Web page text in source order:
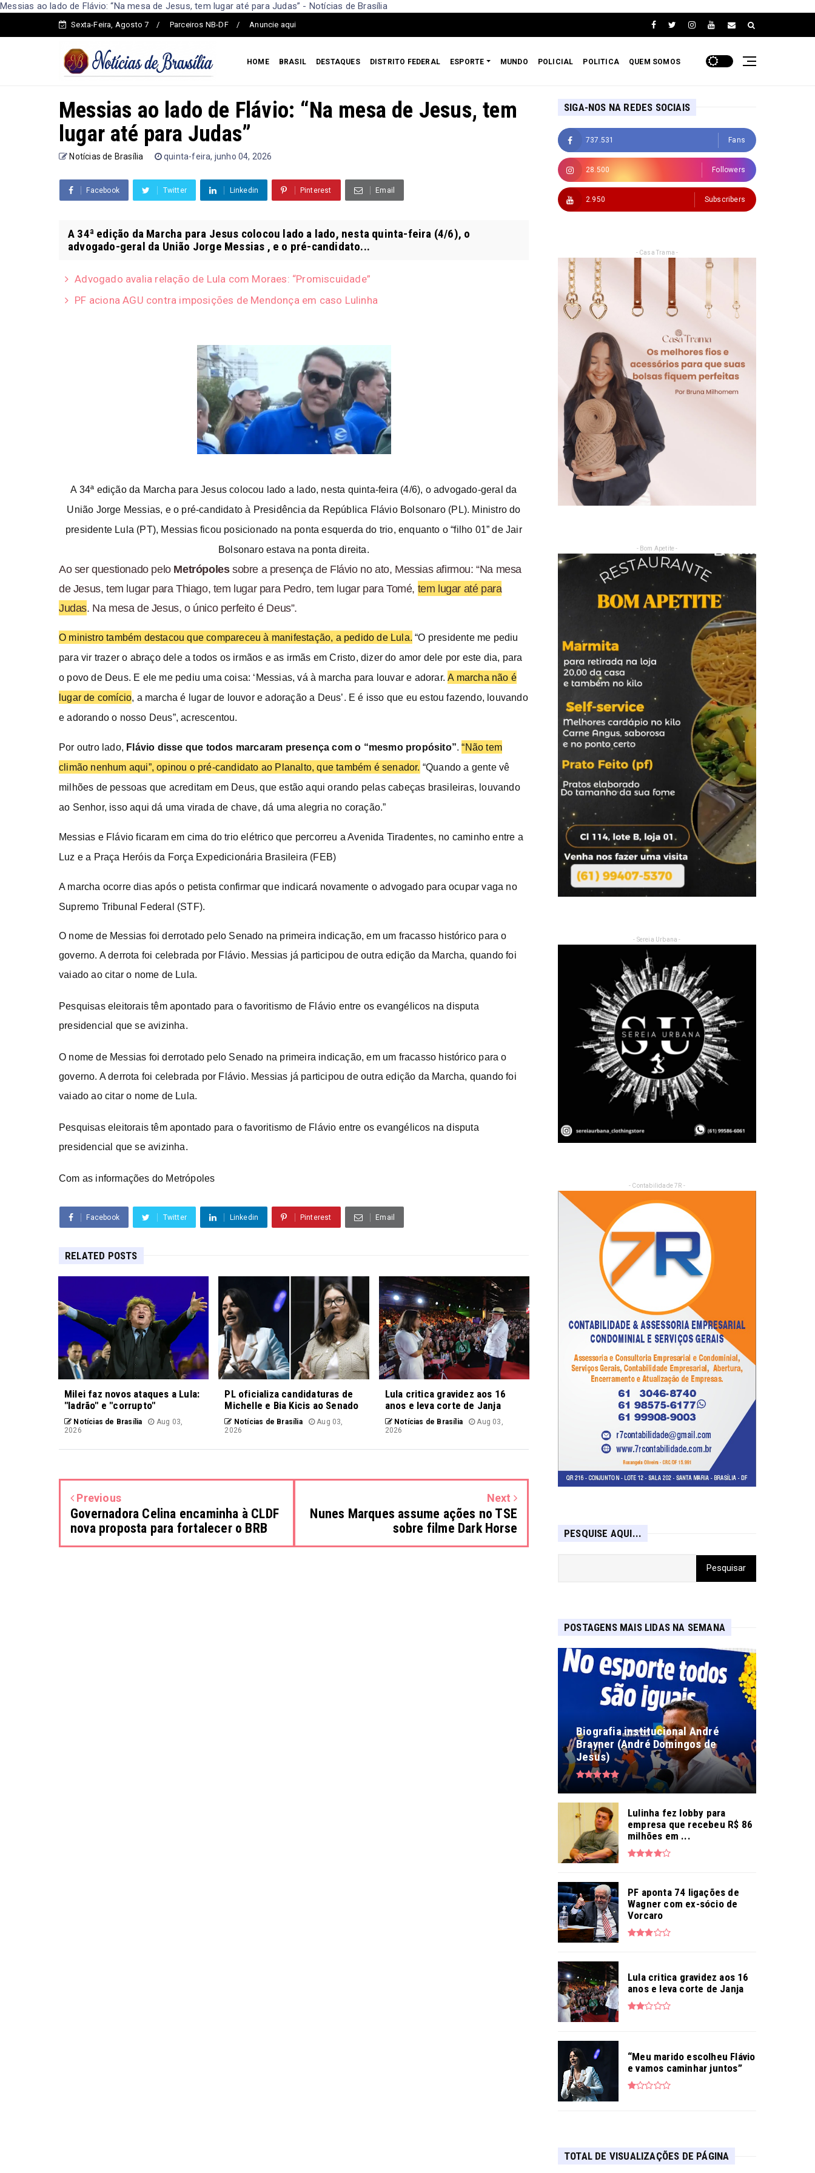
Messias ao lado de Flávio: “Na mesa de Jesus, tem lugar até para Judas” - Notícias de Brasília
Sexta-Feira, Agosto 7 Parceiros NB-DF Anuncie aqui
HOME BRASIL DESTAQUES DISTRITO FEDERAL ESPORTE MUNDO POLICIAL POLITICA QUEM SOMOS
Messias ao lado de Flávio: “Na mesa de Jesus, tem
lugar até para Judas”
Notícias de Brasília quinta-feira, junho 04, 2026
Facebook Twitter Linkedin Pinterest Email
A 34ª edição da Marcha para Jesus colocou lado a lado, nesta quinta-feira (4/6), o
advogado-geral da União Jorge Messias , e o pré-candidato...
Advogado avalia relação de Lula com Moraes: “Promiscuidade”
PF aciona AGU contra imposições de Mendonça em caso Lulinha
A 34ª edição da Marcha para Jesus colocou lado a lado, nesta quinta-feira (4/6), o advogado-geral da
União Jorge Messias, e o pré-candidato à Presidência da República Flávio Bolsonaro (PL). Ministro do
presidente Lula (PT), Messias ficou posicionado na ponta esquerda do trio, enquanto o “filho 01” de Jair
Bolsonaro estava na ponta direita.
Ao ser questionado pelo Metrópolessobre a presença de Flávio no ato, Messias afirmou: “Na mesa
de Jesus, tem lugar para Thiago, tem lugar para Pedro, tem lugar para Tomé, tem lugar até para
Judas. Na mesa de Jesus, o único perfeito é Deus”.
O ministro também destacou que compareceu à manifestação, a pedido de Lula. “O presidente me pediu
para vir trazer o abraço dele a todos os irmãos e as irmãs em Cristo, dizer do amor dele por este dia, para
o povo de Deus. E ele me pediu uma coisa: ‘Messias, vá à marcha para louvar e adorar.A marcha não é
lugar de comício, a marcha é lugar de louvor e adoração a Deus’. E é isso que eu estou fazendo, louvando
e adorando o nosso Deus”, acrescentou.
Por outro lado, Flávio disse que todos marcaram presença com o “mesmo propósito”.“Não tem
climão nenhum aqui”, opinou o pré-candidato ao Planalto, que também é senador. “Quando a gente vê
milhões de pessoas que acreditam em Deus, que estão aqui orando pelas cabeças brasileiras, louvando
ao Senhor, isso aqui dá uma virada de chave, dá uma alegria no coração.”
Messias e Flávio ficaram em cima do trio elétrico que percorreu a Avenida Tiradentes, no caminho entre a
Luz e a Praça Heróis da Força Expedicionária Brasileira (FEB)
A marcha ocorre dias após o petista confirmar que indicará novamente o advogado para ocupar vaga no
Supremo Tribunal Federal (STF).
O nome de Messias foi derrotado pelo Senado na primeira indicação, em um fracasso histórico para o
governo. A derrota foi celebrada por Flávio. Messias já participou de outra edição da Marcha, quando foi
vaiado ao citar o nome de Lula.
Pesquisas eleitorais têm apontado para o favoritismo de Flávio entre os evangélicos na disputa
presidencial que se avizinha.
O nome de Messias foi derrotado pelo Senado na primeira indicação, em um fracasso histórico para o
governo. A derrota foi celebrada por Flávio. Messias já participou de outra edição da Marcha, quando foi
vaiado ao citar o nome de Lula.
Pesquisas eleitorais têm apontado para o favoritismo de Flávio entre os evangélicos na disputa
presidencial que se avizinha.
Com as informações do Metrópoles
Facebook Twitter Linkedin Pinterest Email
RELATED POSTS
Milei faz novos ataques a Lula:
"ladrão" e "corrupto"
Notícias de Brasília
Aug 03,
2026
PL oficializa candidaturas de
Michelle e Bia Kicis ao Senado
Notícias de Brasília
Aug 03,
2026
Lula critica gravidez aos 16
anos e leva corte de Janja
Notícias de Brasília
Aug 03,
2026
Previous
Governadora Celina encaminha à CLDF
nova proposta para fortalecer o BRB
Next
Nunes Marques assume ações no TSE
sobre filme Dark Horse
SIGA-NOS NA REDES SOCIAIS
737.531 Fans
28.500 Followers
2.950 Subscribers
- Casa Trama -
- Bom Apetite -
- Sereia Urbana -
- Contabilidade 7R -
PESQUISE AQUI...
POSTAGENS MAIS LIDAS NA SEMANA
Biografia institucional André
Brayner (André Domingos de
Jesus)
Lulinha fez lobby para
empresa que recebeu R$ 86
milhões em ...
PF aponta 74 ligações de
Wagner com ex-sócio de
Vorcaro
Lula critica gravidez aos 16
anos e leva corte de Janja
“Meu marido escolheu Flávio
e vamos caminhar juntos”
TOTAL DE VISUALIZAÇÕES DE PÁGINA